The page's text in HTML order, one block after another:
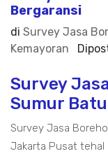
Bergaransi
di Survey Jasa
Kemayoran
Survey
Sumur
Survey Jasa
Jakarta Pusat tehal